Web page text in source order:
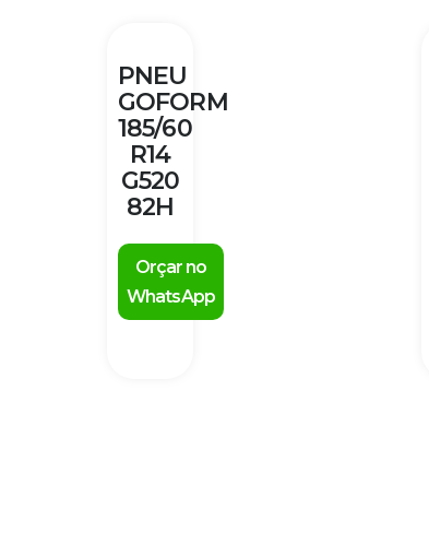
PNEU
GOFORM
185/60
R14
G520
82H
Orçar no
WhatsApp